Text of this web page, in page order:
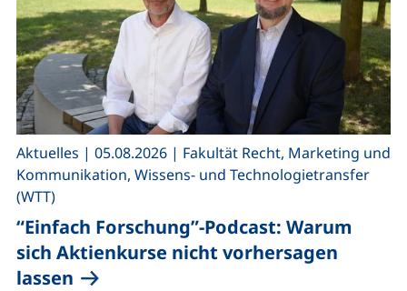
“Einfach Forschung”-Podcast: Warum
sich Aktienkurse nicht vorhersagen
lassen
Aktuelles | 05.08.2026 | Fakultät Recht, Marketing und
Kommunikation, Wissens- und Technologietransfer
(WTT)